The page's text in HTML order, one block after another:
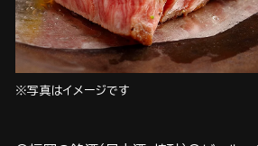
※写真はイメージです